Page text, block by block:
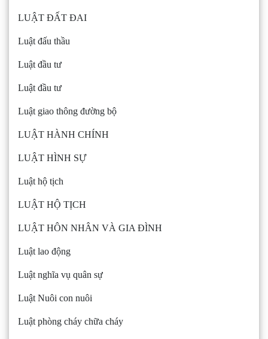
LUẬT ĐẤT ĐAI
Luật đấu thầu
Luật đầu tư
Luật đầu tư
Luật giao thông đường bộ
LUẬT HÀNH CHÍNH
LUẬT HÌNH SỰ
Luật hộ tịch
LUẬT HỘ TỊCH
LUẬT HÔN NHÂN VÀ GIA ĐÌNH
Luật lao động
Luật nghĩa vụ quân sự
Luật Nuôi con nuôi
Luật phòng cháy chữa cháy